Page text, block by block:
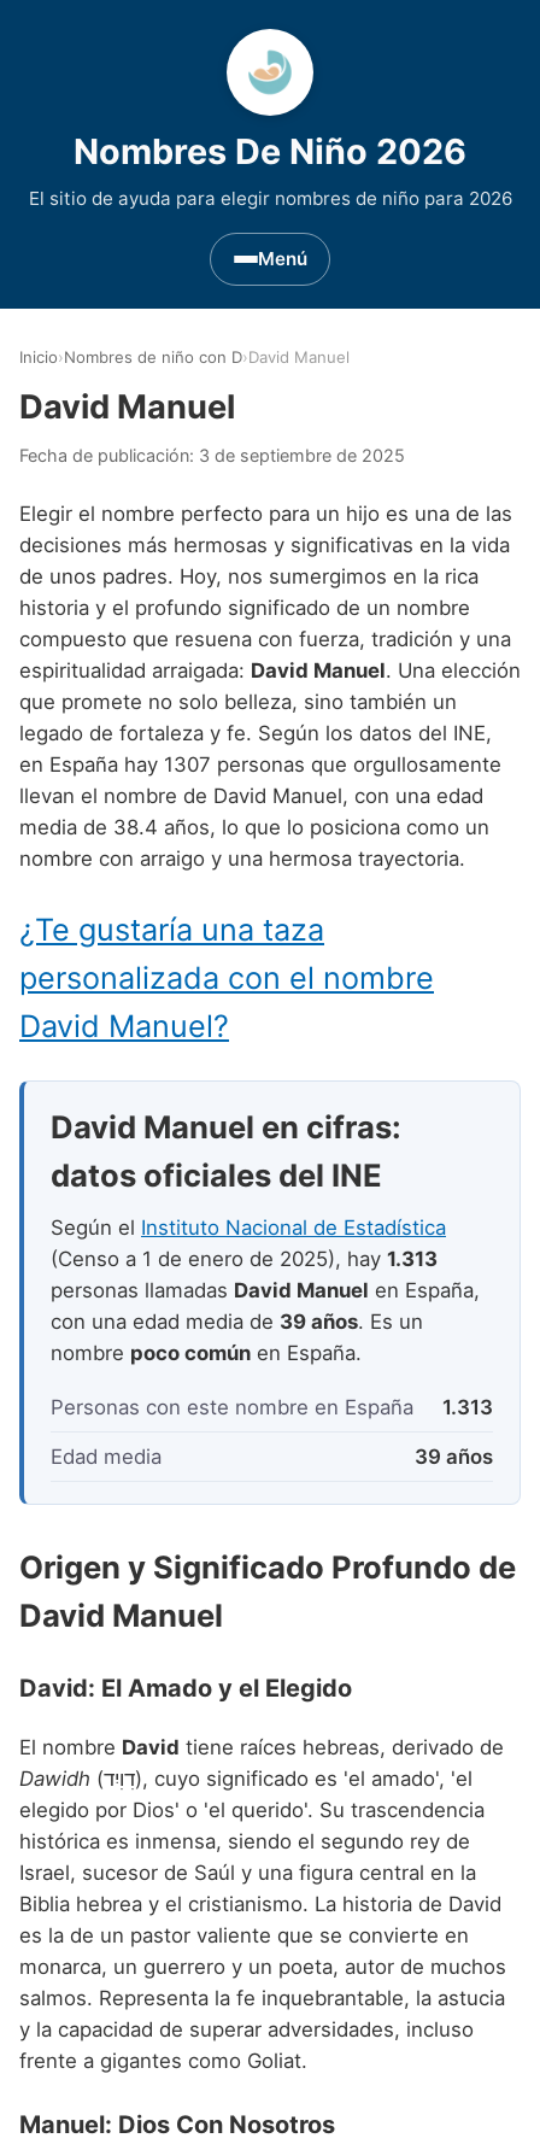
Nombres De Niño 2026
El sitio de ayuda para elegir nombres de niño para 2026
Menú
Nombres de niño que empiezan por D
Nombres de niño que empiezan por E
Nombres de niño que empiezan por F
Nombres de niño que empiezan por G
Nombres de niño que empiezan por H
Nombres de niño que empiezan por I
Nombres de niño que empiezan por J
Nombres de niño que empiezan por K
Nombres de niño que empiezan por M
Nombres de niño que empiezan por N
Nombres de niño que empiezan por O
Nombres de niño que empiezan por Q
Nombres de niño que empiezan por R
Nombres de niño que empiezan por S
Nombres de niño que empiezan por T
Nombres de niño que empiezan por U
Nombres de niño que empiezan por V
Nombres de niño que empiezan por W
Nombres de niño que empiezan por X
Nombres de niño que empiezan por Z
Nombres de Niño Asturianos
Nombres de Niño Baleares
Nombres de Niño Canarios
Nombres de Niño Cantabros
Nombres de Niño Castellanos
Nombres de Niño Catalanes
Nombres de Niño Extremeños
Nombres de Niño Gallegos
Nombres de Niño Navarros
Nombres de Niño Riojanos
Nombres de Niño Vascos
Nombres de Niño Celtas
Nombres de Niño Egipcios
Nombres de Niño Griegos
Nombres de Niño Mitologicos
Nombres de Niño Romanos
Nombres de Niño Vikingos
Nombres de Niño Alemanes
Nombres de Niño Americanos
Nombres de Niño Arabes
Nombres de Niño Chinos
Nombres de Niño Franceses
Nombres de Niño Hispanoamericanos
Nombres de Niño Ingleses
Nombres de Niño Italianos
Nombres de Niño Japoneses
Nombres de Niño Judíos
Nombres de Niño Marroquíes
Buscar
Inicio›Nombres de niño con D›David Manuel
David Manuel
Fecha de publicación: 3 de septiembre de 2025
Elegir el nombre perfecto para un hijo es una de las
decisiones más hermosas y significativas en la vida
de unos padres. Hoy, nos sumergimos en la rica
historia y el profundo significado de un nombre
compuesto que resuena con fuerza, tradición y una
espiritualidad arraigada: David Manuel. Una elección
que promete no solo belleza, sino también un
legado de fortaleza y fe. Según los datos del INE,
en España hay 1307 personas que orgullosamente
llevan el nombre de David Manuel, con una edad
media de 38.4 años, lo que lo posiciona como un
nombre con arraigo y una hermosa trayectoria.
¿Te gustaría una taza
personalizada con el nombre
David Manuel?
David Manuel en cifras:
datos oficiales del INE
Según el Instituto Nacional de Estadística
(Censo a 1 de enero de 2025), hay 1.313
personas llamadas David Manuel en España,
con una edad media de 39 años. Es un
nombre poco común en España.
Personas con este nombre en España 1.313
Edad media 39 años
Origen y Significado Profundo de
David Manuel
David: El Amado y el Elegido
El nombre David tiene raíces hebreas, derivado de
Dawidh (דִוִיִד), cuyo significado es 'el amado', 'el
elegido por Dios' o 'el querido'. Su trascendencia
histórica es inmensa, siendo el segundo rey de
Israel, sucesor de Saúl y una figura central en la
Biblia hebrea y el cristianismo. La historia de David
es la de un pastor valiente que se convierte en
monarca, un guerrero y un poeta, autor de muchos
salmos. Representa la fe inquebrantable, la astucia
y la capacidad de superar adversidades, incluso
frente a gigantes como Goliat.
Manuel: Dios Con Nosotros